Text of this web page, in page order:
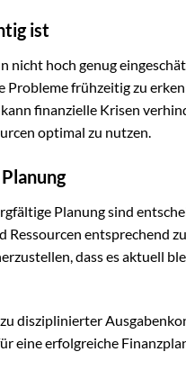
ist
nicht hoch genug
frühzeitig zu
finanzielle Krisen
optimal zu nutzen.
Planung sind
Ressourcen entsprechend
dass es aktuell
disziplinierter
eine erfolgreiche